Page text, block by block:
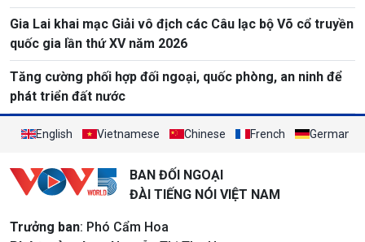
Gia Lai khai mạc Giải vô địch các Câu lạc bộ Võ cổ truyền
quốc gia lần thứ XV năm 2026
Tăng cường phối hợp đối ngoại, quốc phòng, an ninh để
phát triển đất nước
English Vietnamese Chinese French German
BAN ĐỐI NGOẠI
ĐÀI TIẾNG NÓI VIỆT NAM
Trưởng ban: Phó Cẩm Hoa